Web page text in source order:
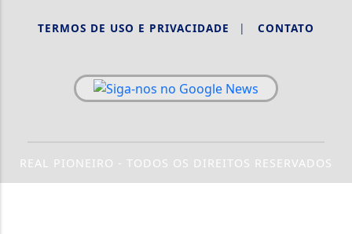
TERMOS DE USO E PRIVACIDADE | CONTATO
REAL PIONEIRO - TODOS OS DIREITOS RESERVADOS